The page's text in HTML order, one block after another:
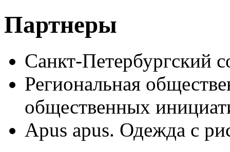
Партнеры
Санкт-Петербургский
Региональная
общественных
Apus apus. Одежда с